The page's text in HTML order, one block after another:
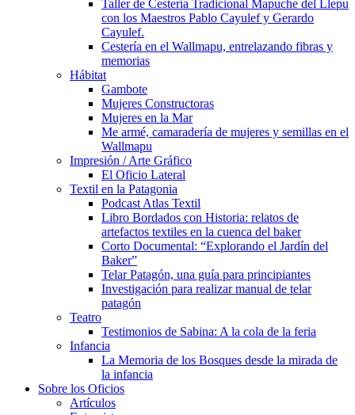
Taller de Cestería Tradicional Mapuche del Llepu
con los Maestros Pablo Cayulef y Gerardo
Cayulef.
Cestería en el Wallmapu, entrelazando fibras y
memorias
Hábitat
Gambote
Mujeres Constructoras
Mujeres en la Mar
Me armé, camaradería de mujeres y semillas en el
Wallmapu
Impresión / Arte Gráfico
El Oficio Lateral
Textil en la Patagonia
Podcast Atlas Textil
Libro Bordados con Historia: relatos de
artefactos textiles en la cuenca del baker
Corto Documental: “Explorando el Jardín del
Baker”
Telar Patagón, una guía para principiantes
Investigación para realizar manual de telar
patagón
Teatro
Testimonios de Sabina: A la cola de la feria
Infancia
La Memoria de los Bosques desde la mirada de
la infancia
Sobre los Oficios
Artículos